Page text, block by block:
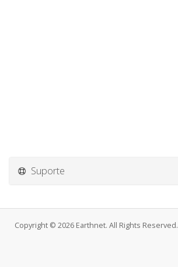
Suporte
Copyright © 2026 Earthnet. All Rights Reserved.